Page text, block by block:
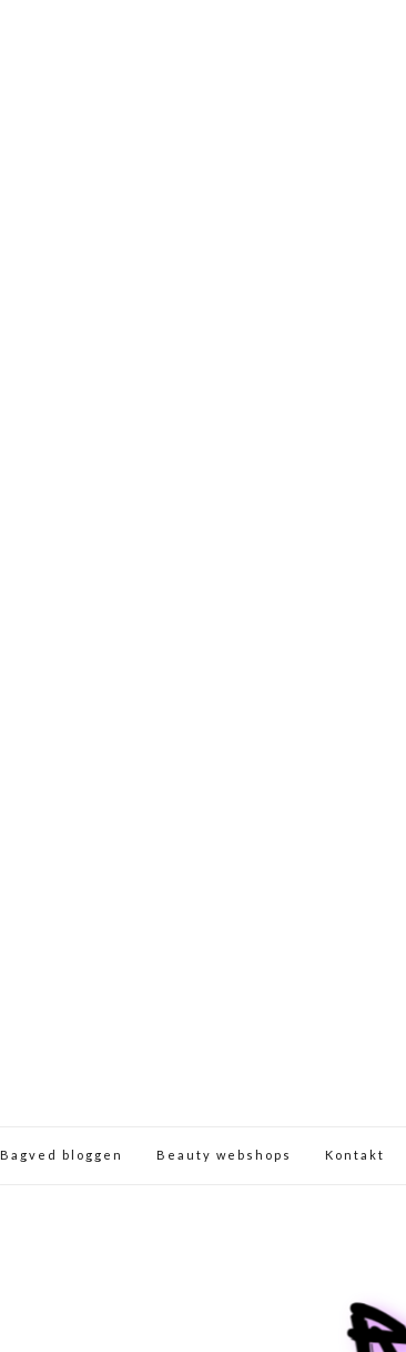
Bagved bloggen Beauty webshops Kontakt